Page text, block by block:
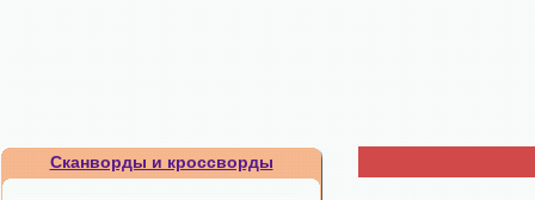
Сканворды и кроссворды